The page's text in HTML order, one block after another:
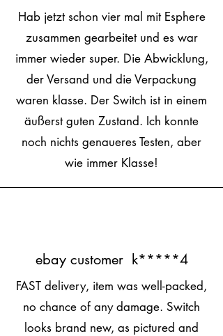
Hab jetzt schon vier mal mit Esphere
zusammen gearbeitet und es war
immer wieder super. Die Abwicklung,
der Versand und die Verpackung
waren klasse. Der Switch ist in einem
äußerst guten Zustand. Ich konnte
noch nichts genaueres Testen, aber
wie immer Klasse!
ebay customer k*****4
FAST delivery, item was well-packed,
no chance of any damage. Switch
looks brand new, as pictured and